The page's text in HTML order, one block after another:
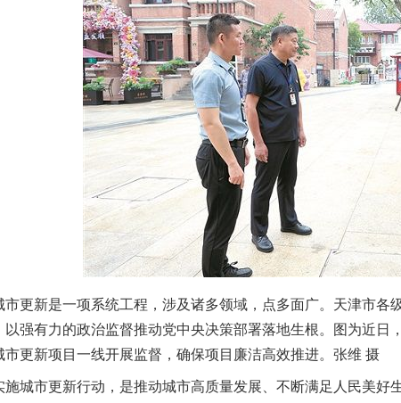
新是一项系统工程，涉及诸多领域，点多面广。天津市各
以强有力的政治监督推动党中央决策部署落地生根。图为近
市更新项目一线开展监督，确保项目廉洁高效推进。张维 摄
市更新行动，是推动城市高质量发展、不断满足人民美好生